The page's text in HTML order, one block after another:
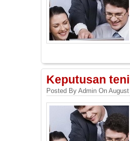
Keputusan
Posted By Admin On